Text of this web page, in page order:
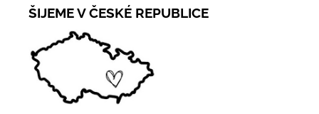
ŠIJEME V ČESKÉ REPUBLICE